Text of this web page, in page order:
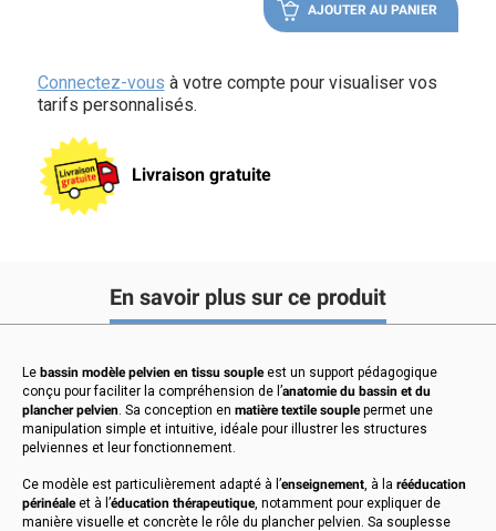
AJOUTER AU PANIER
Connectez-vous à votre compte pour visualiser vos
tarifs personnalisés.
Livraison gratuite
En savoir plus sur ce produit
Le bassin modèle pelvien en tissu soupleest un support pédagogique
conçu pour faciliter la compréhension de l’anatomie du bassin et du
plancher pelvien . Sa conception en matière textile souplepermet une
manipulation simple et intuitive, idéale pour illustrer les structures
pelviennes et leur fonctionnement.
Ce modèle est particulièrement adapté à l’enseignement , à la rééducation
périnéaleet à l’éducation thérapeutique, notamment pour expliquer de
manière visuelle et concrète le rôle du plancher pelvien. Sa souplesse